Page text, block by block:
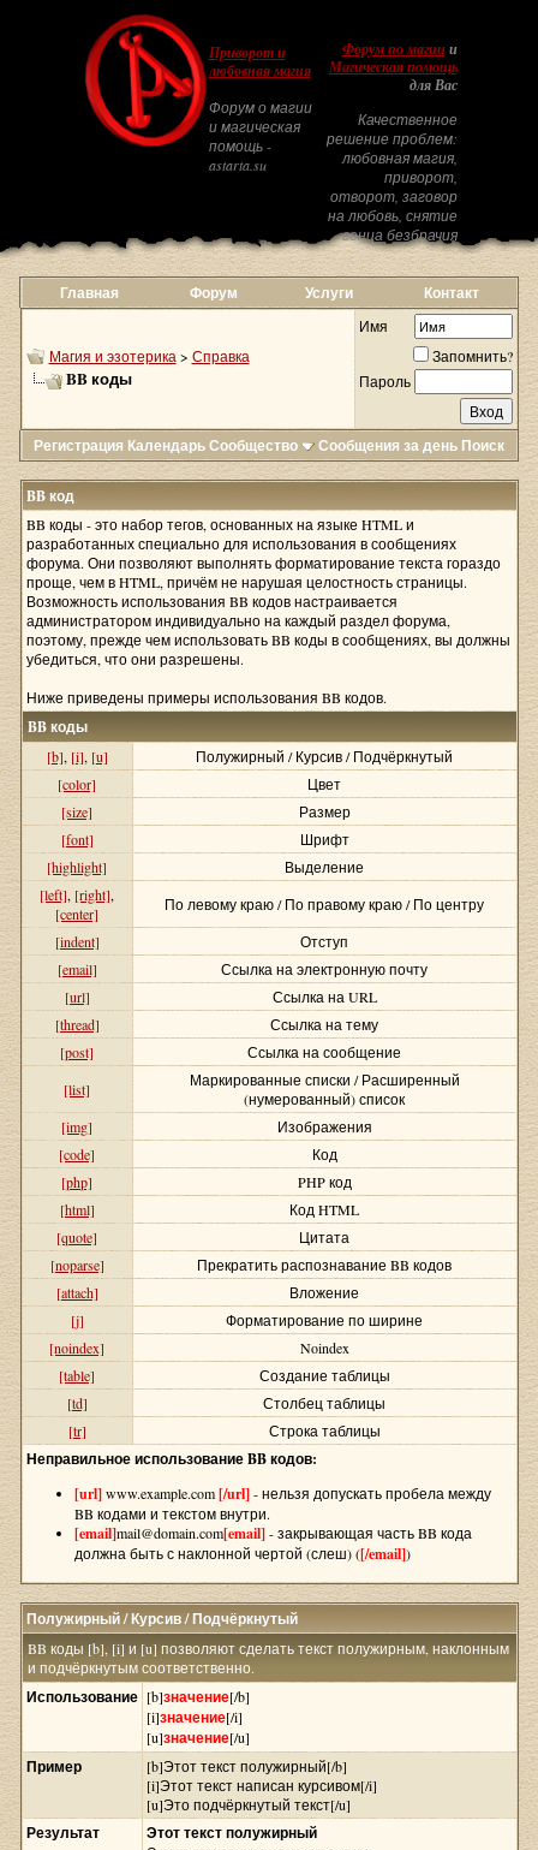
Приворот и
любовная магия
Форум о магии
и магическая
помощь -
astarta.su
Форум по магиии
Магическая помощь
для Вас
Качественное
решение проблем:
любовная магия,
приворот,
отворот, заговор
на любовь, снятие
венца безбрачия
Главная Форум Услуги Контакт
Магия и эзотерика > Справка
BB коды
Имя
Запомнить?
Пароль
Регистрация КалендарьСообщество Сообщения за день Поиск
BB код
BB коды - это набор тегов, основанных на языке HTML и
разработанных специально для использования в сообщениях
форума. Они позволяют выполнять форматирование текста гораздо
проще, чем в HTML, причём не нарушая целостность страницы.
Возможность использования BB кодов настраивается
администратором индивидуально на каждый раздел форума,
поэтому, прежде чем использовать BB коды в сообщениях, вы должны
убедиться, что они разрешены.
Ниже приведены примеры использования BB кодов.
BB коды
[b], [i], [u]
Полужирный / Курсив / Подчёркнутый
[color]
Цвет
[size]
Размер
[font]
Шрифт
[highlight]
Выделение
[left], [right],
[center]
По левому краю / По правому краю / По центру
[indent]
Отступ
[email]
Ссылка на электронную почту
[url]
Ссылка на URL
[thread]
Ссылка на тему
[post]
Ссылка на сообщение
[list]
Маркированные списки / Расширенный
(нумерованный) список
[img]
Изображения
[code]
Код
[php]
PHP код
[html]
Код HTML
[quote]
Цитата
[noparse]
Прекратить распознавание BB кодов
[attach]
Вложение
[j]
Форматирование по ширине
[noindex]
Noindex
[table]
Создание таблицы
[td]
Столбец таблицы
[tr]
Строка таблицы
Неправильное использование BB кодов:
[url]www.example.com[/url]- нельзя допускать пробела между
BB кодами и текстом внутри.
[email]mail@domain.com[email]- закрывающая часть BB кода
должна быть с наклонной чертой (слеш) ([/email])
Полужирный / Курсив / Подчёркнутый
BB коды [b], [i] и [u] позволяют сделать текст полужирным, наклонным
и подчёркнутым соответственно.
Использование [b]значение[/b]
[i]значение[/i]
[u]значение[/u]
Пример
[b]Этот текст полужирный[/b]
[i]Этот текст написан курсивом[/i]
[u]Это подчёркнутый текст[/u]
Результат Этот текст полужирный